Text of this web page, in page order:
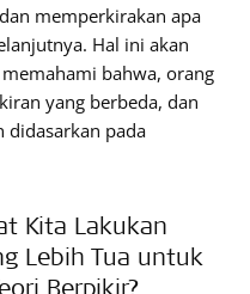
memperkirakan apa
Hal ini akan
bahwa, orang
yang berbeda, dan
didasarkan pada
Kita Lakukan
Lebih Tua untuk
Berpikir?